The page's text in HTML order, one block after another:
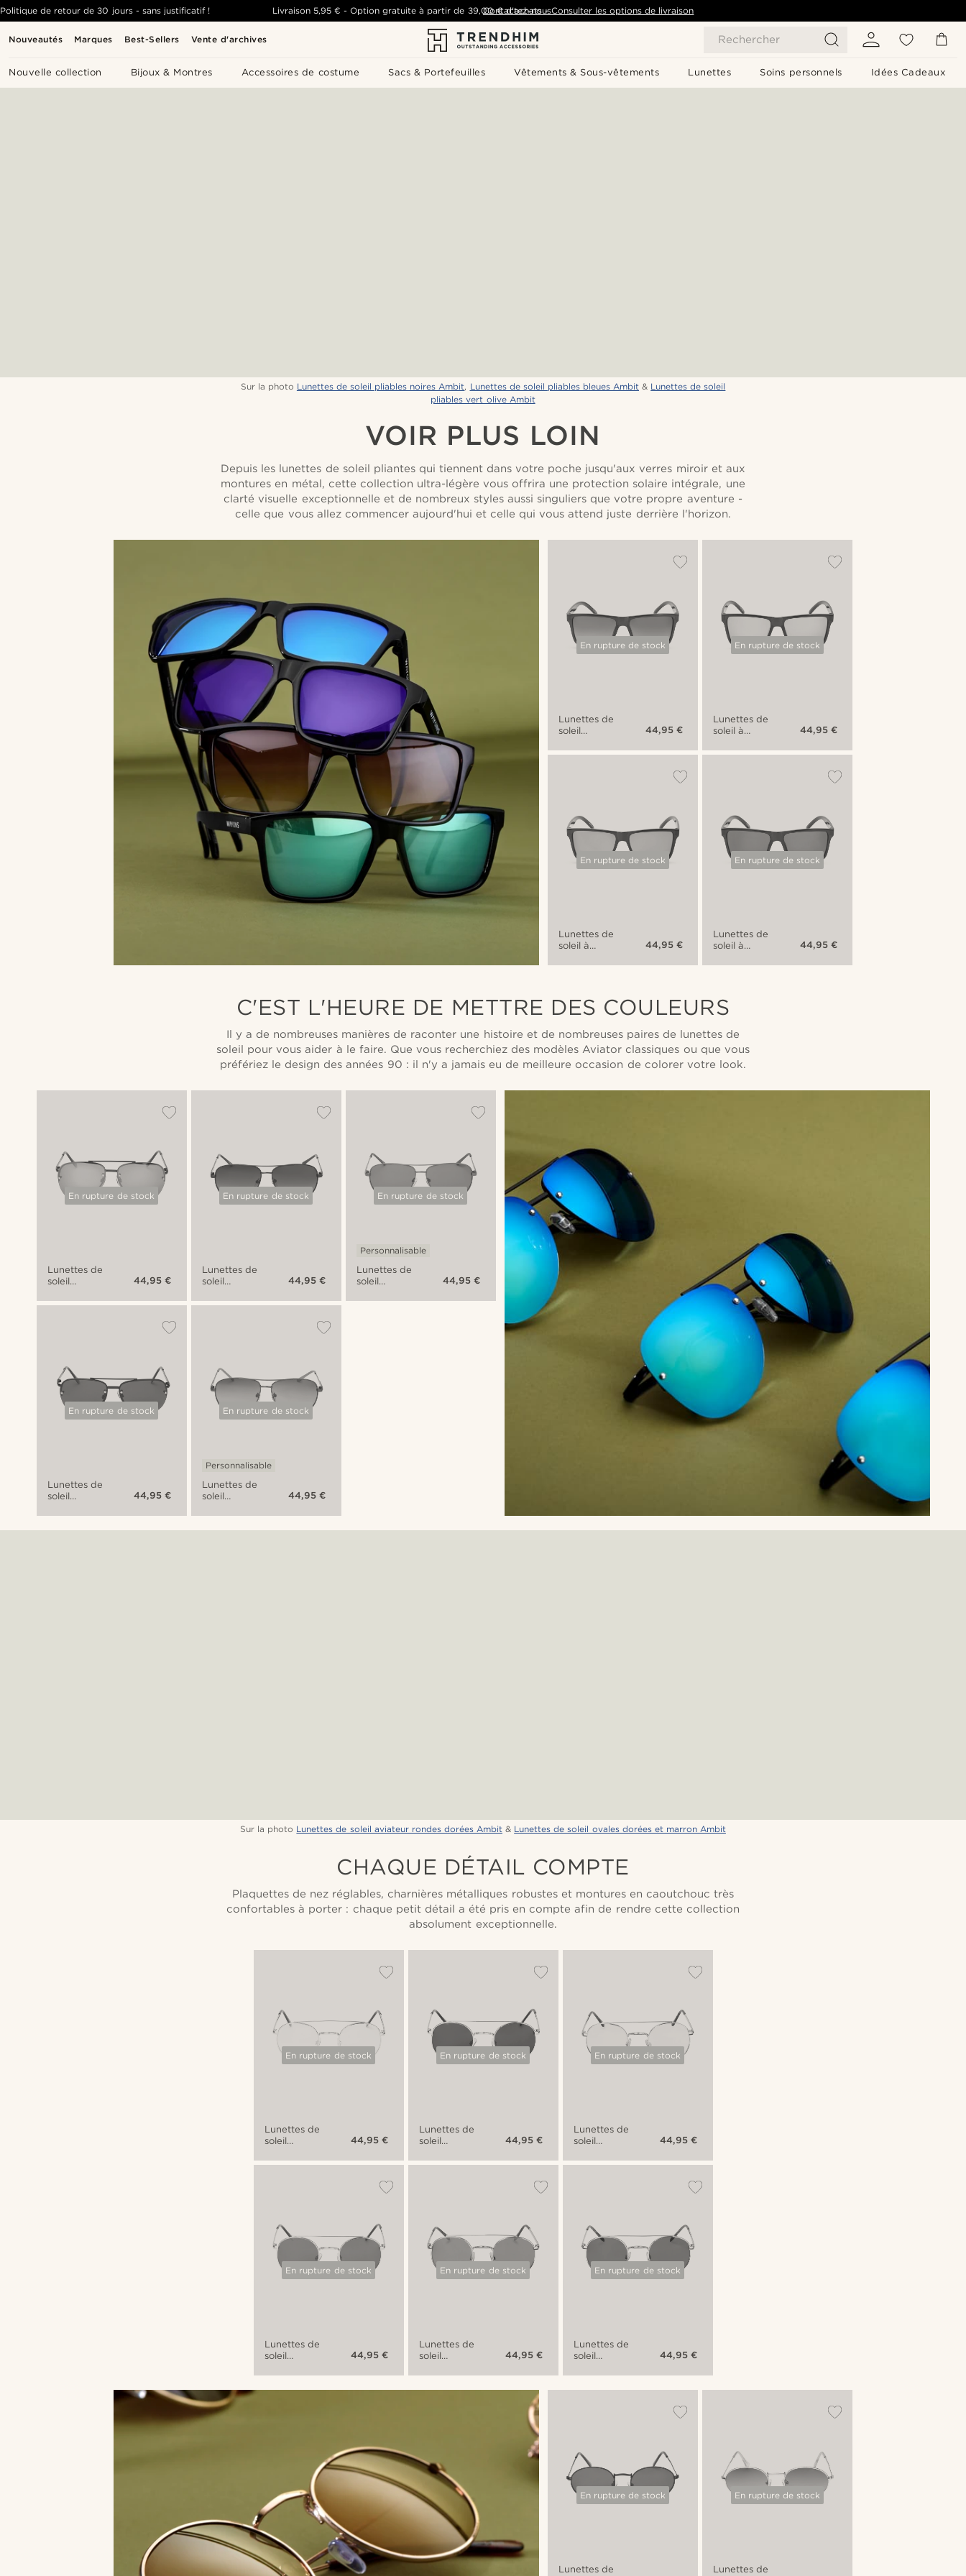
Nouveautés Marques Best-Sellers Vente d'archives Rechercher
Nouvelle collection Bijoux & Montres Accessoires de costume Sacs & Portefeuilles Vêtements & Sous-vêtements Lunettes Soins personnels Idées Cadeaux
Politique de retour de 30 jours - sans justificatif ! Livraison 5,95 € -Option gratuite à partir de 39,00 € d'achats- Consulter les options de livraison
Contactez-nous
Sur la photo Lunettes de soleil pliables noires Ambit, Lunettes de soleil pliables bleues Ambit & Lunettes de soleil
pliables vert olive Ambit
VOIR PLUS LOIN
Depuis les lunettes de soleil pliantes qui tiennent dans votre poche jusqu'aux verres miroir et aux
montures en métal, cette collection ultra-légère vous offrira une protection solaire intégrale, une
clarté visuelle exceptionnelle et de nombreux styles aussi singuliers que votre propre aventure -
celle que vous allez commencer aujourd'hui et celle qui vous attend juste derrière l'horizon.
En rupture de stock
Lunettes de
soleil
marron
44,95 €
En rupture de stock
Lunettes de
soleil à
miroirs verts
44,95 €
En rupture de stock
Lunettes de
soleil à
mirroirs
44,95 €
En rupture de stock
Lunettes de
soleil à
violets
44,95 €
C'EST L'HEURE DE METTRE DES COULEURS
Il y a de nombreuses manières de raconter une histoire et de nombreuses paires de lunettes de
soleil pour vous aider à le faire. Que vous recherchiez des modèles Aviator classiques ou que vous
préfériez le design des années 90 : il n'y a jamais eu de meilleure occasion de colorer votre look.
En rupture de stock
Lunettes de
soleil
mirroir
44,95 €
En rupture de stock
Lunettes de
soleil
noires
Ambit
44,95 €
En rupture de stock
Lunettes de
soleil
dégradé
44,95 €
En rupture de stock
Lunettes de
soleil
bleue Ambit
Personnalisable
44,95 €
En rupture de stock
Lunettes de
soleil
vert olive
Personnalisable
44,95 €
Sur la photo Lunettes de soleil aviateur rondes dorées Ambit & Lunettes de soleil ovales dorées et marron Ambit
CHAQUE DÉTAIL COMPTE
Plaquettes de nez réglables, charnières métalliques robustes et montures en caoutchouc très
confortables à porter : chaque petit détail a été pris en compte afin de rendre cette collection
absolument exceptionnelle.
En rupture de stock
Lunettes de
soleil
rondes
44,95 €
En rupture de stock
Lunettes de
soleil
rondes
argentées
44,95 €
En rupture de stock
Lunettes de
soleil
rondes
44,95 €
En rupture de stock
Lunettes de
soleil
rondes
miroir Ambit
44,95 €
En rupture de stock
Lunettes de
soleil
rondes
44,95 €
En rupture de stock
Lunettes de
soleil
rondes
dorées
44,95 €
En rupture de stock
Lunettes de
En rupture de stock
Lunettes de